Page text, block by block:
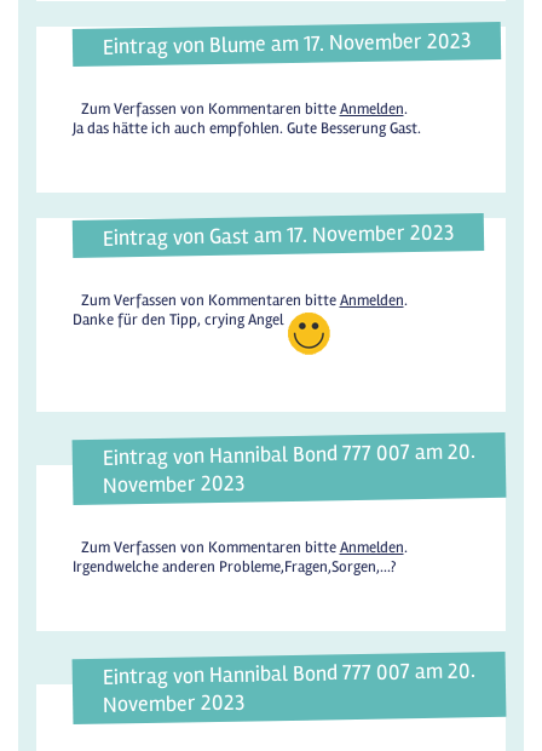
Eintrag von Blume am 17. November 2023
Zum Verfassen von Kommentaren bitteAnmelden.
Ja das hätte ich auch empfohlen. Gute Besserung Gast.
Eintrag von Gast am 17. November 2023
Zum Verfassen von Kommentaren bitteAnmelden.
Danke für den Tipp, crying Angel
Eintrag von Hannibal Bond 777 007 am 20.
November 2023
Zum Verfassen von Kommentaren bitteAnmelden.
Irgendwelche anderen Probleme,Fragen,Sorgen,...?
Eintrag von Hannibal Bond 777 007 am 20.
November 2023